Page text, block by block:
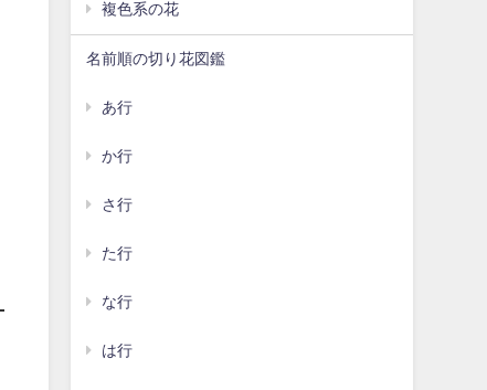
複色系の花
名前順の切り花図鑑
あ行
か行
さ行
た行
な行
は行